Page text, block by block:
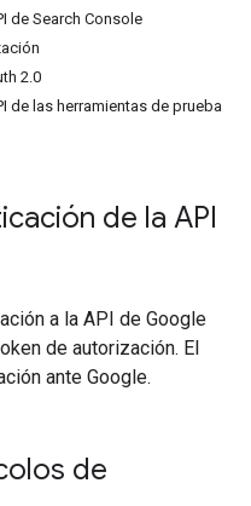
de Search Console
2.0
de las herramientas de prueba
de la API
a la API de Google
de autorización. El
ante Google.
de